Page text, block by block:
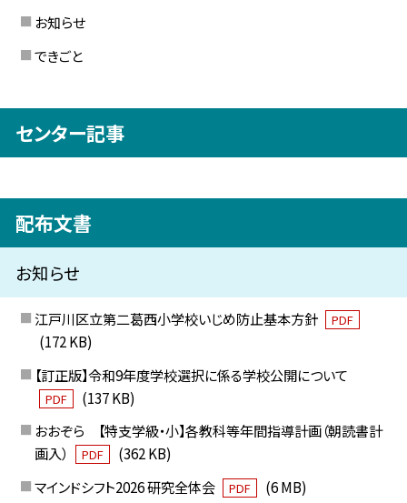
お知らせ
できごと
センター記事
配布文書
お知らせ
江戸川区立第二葛西小学校いじめ防止基本方針 PDF
(172 KB)
【訂正版】令和9年度学校選択に係る学校公開について
PDF
(137 KB)
おおぞら 【特支学級・小】各教科等年間指導計画（朝読書計
画入）
PDF
(362 KB)
マインドシフト2026 研究全体会
PDF (6 MB)